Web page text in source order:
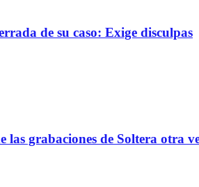
de su caso: Exige disculpas
las grabaciones de Soltera otra